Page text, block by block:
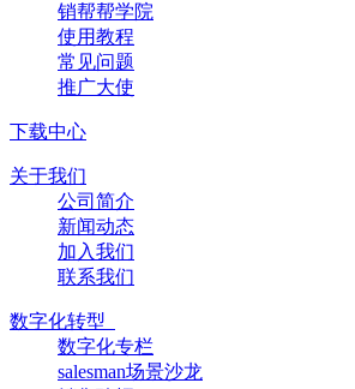
销帮帮学院
使用教程
常见问题
推广大使
下载中心
关于我们
公司简介
新闻动态
加入我们
联系我们
数字化转型
数字化专栏
salesman场景沙龙